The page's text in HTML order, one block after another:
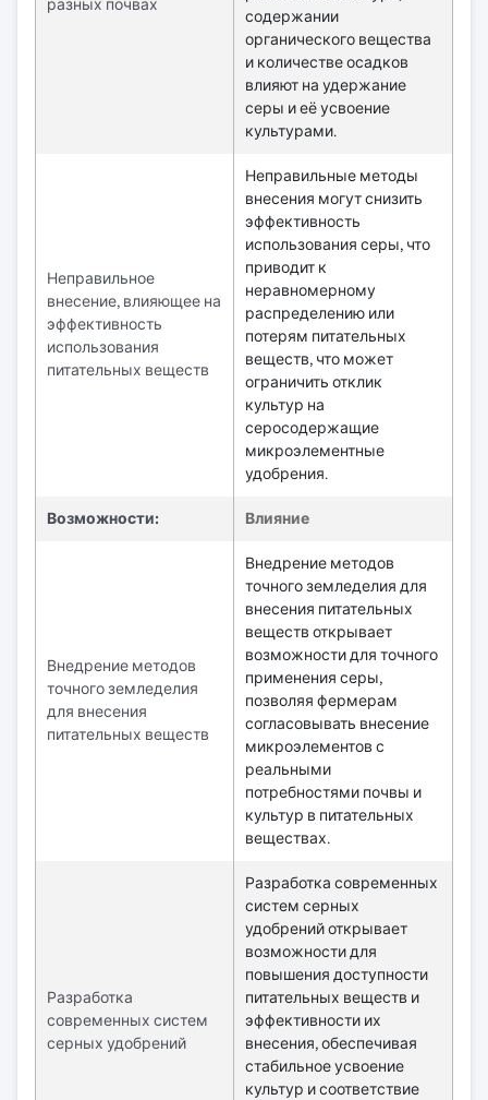
разных почвах
содержании
органического вещества
и количестве осадков
влияют на удержание
серы и её усвоение
культурами.
Неправильное
внесение, влияющее на
эффективность
использования
питательных веществ
Неправильные методы
внесения могут снизить
эффективность
использования серы, что
приводит к
неравномерному
распределению или
потерям питательных
веществ, что может
ограничить отклик
культур на
серосодержащие
микроэлементные
удобрения.
Возможности: Влияние
Внедрение методов
точного земледелия
для внесения
питательных веществ
Внедрение методов
точного земледелия для
внесения питательных
веществ открывает
возможности для точного
применения серы,
позволяя фермерам
согласовывать внесение
микроэлементов с
реальными
потребностями почвы и
культур в питательных
веществах.
Разработка
современных систем
серных удобрений
Разработка современных
систем серных
удобрений открывает
возможности для
повышения доступности
питательных веществ и
эффективности их
внесения, обеспечивая
стабильное усвоение
культур и соответствие